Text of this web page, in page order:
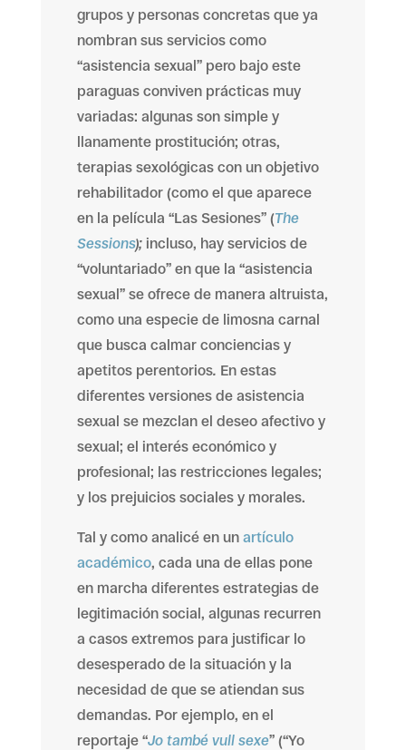
grupos y personas concretas que ya
nombran sus servicios como
“asistencia sexual” pero bajo este
paraguas conviven prácticas muy
variadas: algunas son simple y
llanamente prostitución; otras,
terapias sexológicas con un objetivo
rehabilitador (como el que aparece
en la película “Las Sesiones” (The
Sessions); incluso, hay servicios de
“voluntariado” en que la “asistencia
sexual” se ofrece de manera altruista,
como una especie de limosna carnal
que busca calmar conciencias y
apetitos perentorios. En estas
diferentes versiones de asistencia
sexual se mezclan el deseo afectivo y
sexual; el interés económico y
profesional; las restricciones legales;
y los prejuicios sociales y morales.
Tal y como analicé en un artículo
académico, cada una de ellas pone
en marcha diferentes estrategias de
legitimación social, algunas recurren
a casos extremos para justificar lo
desesperado de la situación y la
necesidad de que se atiendan sus
demandas. Por ejemplo, en el
reportaje “Jo també vull sexe” (“Yo